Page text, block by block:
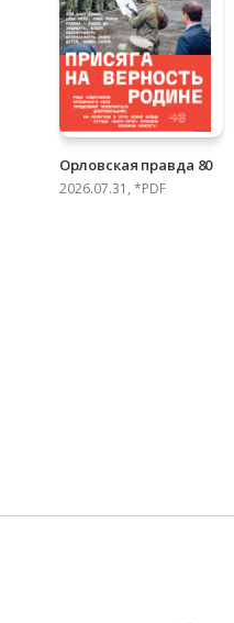
Орловская правда 80
2026.07.31, *PDF